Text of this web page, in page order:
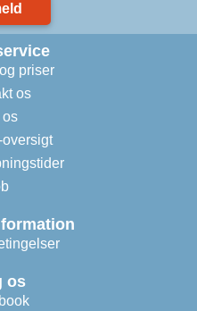
priser
os
os
os